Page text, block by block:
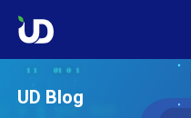
UD Blog